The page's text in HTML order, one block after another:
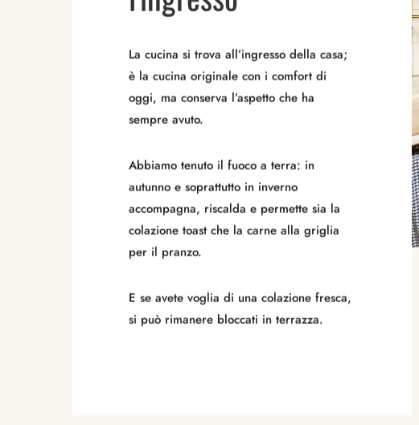
La cucina si trova all’ingresso della casa;
è la cucina originale con i comfort di
oggi, ma conserva l’aspetto che ha
sempre avuto.
Abbiamo tenuto il fuoco a terra: in
autunno e soprattutto in inverno
accompagna, riscalda e permette sia la
colazione toast che la carne alla griglia
per il pranzo.
E se avete voglia di una colazione fresca,
si può rimanere bloccati in terrazza.